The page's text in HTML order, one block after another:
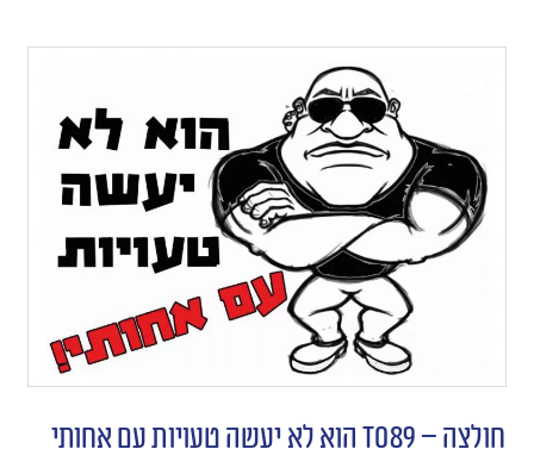
חולצה – T089 הוא לא יעשה טעויות עם אחותי